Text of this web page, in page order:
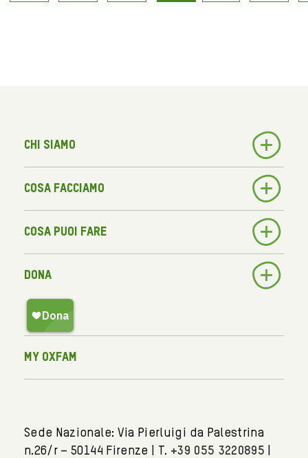
Chi siamo
Cosa facciamo
Cosa puoi fare
Dona
My Oxfam
Sede Nazionale: Via Pierluigi da Palestrina
n.26/r – 50144 Firenze | T. +39 055 3220895